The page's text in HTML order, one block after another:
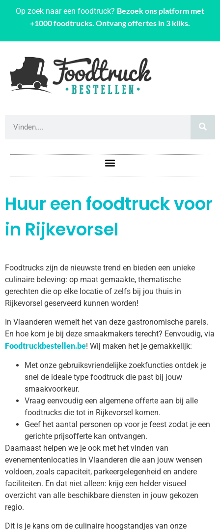
Op zoek naar een foodtruck? Bezoek ons platform met
+1000 foodtrucks. Ontvang offertes in 3 kliks.
Huur een foodtruck voor
in Rijkevorsel
Foodtrucks zijn de nieuwste trend en bieden een unieke
culinaire beleving: op maat gemaakte, thematische
gerechten die op elke locatie of zelfs bij jou thuis in
Rijkevorsel geserveerd kunnen worden!
In Vlaanderen wemelt het van deze gastronomische parels.
En hoe kom je bij deze smaakmakers terecht? Eenvoudig, via
Foodtruckbestellen.be! Wij maken het je gemakkelijk:
Met onze gebruiksvriendelijke zoekfuncties ontdek je
snel de ideale type foodtruck die past bij jouw
smaakvoorkeur.
Vraag eenvoudig een algemene offerte aan bij alle
foodtrucks die tot in Rijkevorsel komen.
Geef het aantal personen op voor je feest zodat je een
gerichte prijsofferte kan ontvangen.
Daarnaast helpen we je ook met het vinden van
evenementenlocaties in Vlaanderen die aan jouw wensen
voldoen, zoals capaciteit, parkeergelegenheid en andere
faciliteiten. En dat niet alleen: krijg een helder visueel
overzicht van alle beschikbare diensten in jouw gekozen
regio.
Dit is je kans om de culinaire hoogstandjes van onze